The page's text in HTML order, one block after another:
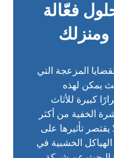
فعّالة
ومنزلك
المزعجة التي
يمكن لهذه
كبيرة للأثاث
الخفية من أكثر
يقتصر تأثيرها على
الخشبية في